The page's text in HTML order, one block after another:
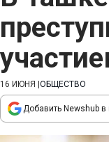
16 ИЮНЯ ОБЩЕСТВО
Добавить Newshub в